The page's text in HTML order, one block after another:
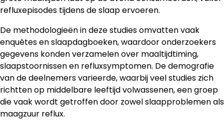
refluxepisodes tijdens de slaap ervoeren.
De methodologieën in deze studies omvatten vaak
enquêtes en slaapdagboeken, waardoor onderzoekers
gegevens konden verzamelen over maaltijdtiming,
slaapstoornissen en refluxsymptomen. De demografie
van de deelnemers varieerde, waarbij veel studies zich
richtten op middelbare leeftijd volwassenen, een groep
die vaak wordt getroffen door zowel slaapproblemen als
maagzuur reflux.